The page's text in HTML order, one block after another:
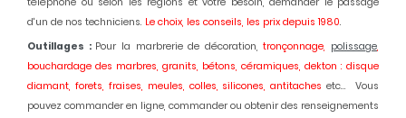
d'un de nos techniciens. Le choix, les conseils, les prix depuis 1980.
Outillages : Pour la marbrerie de décoration,tronçonnage, polissage,
bouchardage des marbres, granits, bétons, céramiques, dekton : disque
diamant, forets, fraises, meules, colles, silicones, antitaches etc... Vous
pouvez commander en ligne, commander ou obtenir des renseignements